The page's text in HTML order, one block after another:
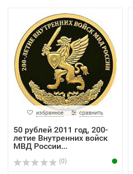
избранное сравнить
50 рублей 2011 год, 200-
летие Внутренних войск
МВД России...
(0)